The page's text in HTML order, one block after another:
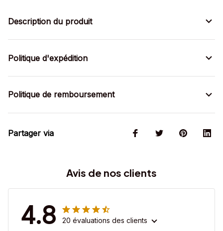
Description du produit
Politique d'expédition
Politique de remboursement
Partager via
Avis de nos clients
4.8 20 évaluations des clients